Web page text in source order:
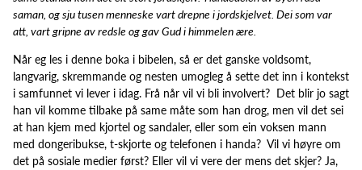
saman, og sju tusen menneske vart drepne i jordskjelvet. Dei som var
att, vart gripne av redsle og gav Gud i himmelen ære.
Når eg les i denne boka i bibelen, så er det ganske voldsomt,
langvarig, skremmande og nesten umogleg å sette det inn i kontekst
i samfunnet vi lever i idag. Frå når vil vi bli involvert? Det blir jo sagt
han vil komme tilbake på same måte som han drog, men vil det sei
at han kjem med kjortel og sandaler, eller som ein voksen mann
med dongeribukse, t-skjorte og telefonen i handa? Vil vi høyre om
det på sosiale medier først? Eller vil vi vere der mens det skjer? Ja,